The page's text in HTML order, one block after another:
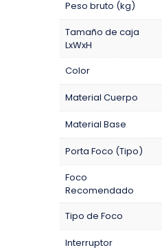
Peso bruto (kg)
Tamaño de caja
LxWxH
Color
Material Cuerpo
Material Base
Porta Foco (Tipo)
Foco
Recomendado
Tipo de Foco
Interruptor